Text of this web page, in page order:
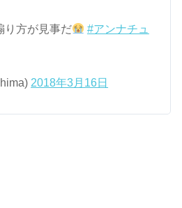
り方が見事だ
#アンナチュ
2018年3月16日